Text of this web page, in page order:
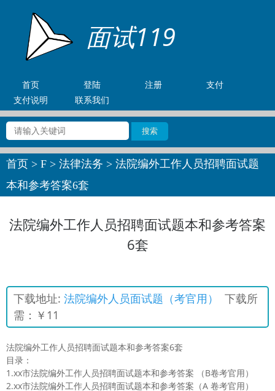
面试119
首页 登陆 注册
支付
支付说明
联系我们
首页 > F > 法律法务 > 法院编外工作人员招聘面试题
本和参考答案6套
法院编外工作人员招聘面试题本和参考答案
6套
下载地址: 法院编外人员面试题（考官用）
下载所
需：￥11
法院编外工作人员招聘面试题本和参考答案6套
目录：
1.xx市法院编外工作人员招聘面试题本和参考答案 （B卷考官用）
2.xx市法院编外工作人员招聘面试题本和参考答案（A 卷考官用）